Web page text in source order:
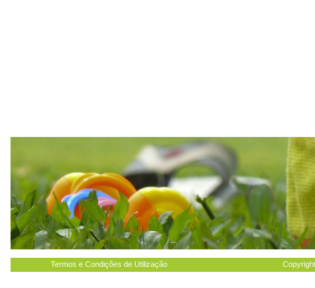
Termos e Condições de Utilização